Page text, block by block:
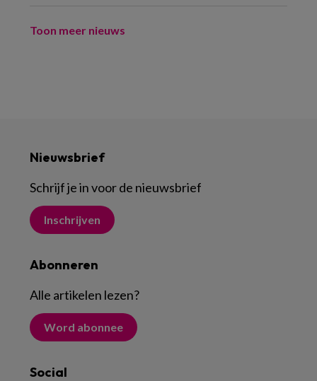
Toon meer nieuws
Nieuwsbrief
Schrijf je in voor de nieuwsbrief
Inschrijven
Abonneren
Alle artikelen lezen?
Word abonnee
Social